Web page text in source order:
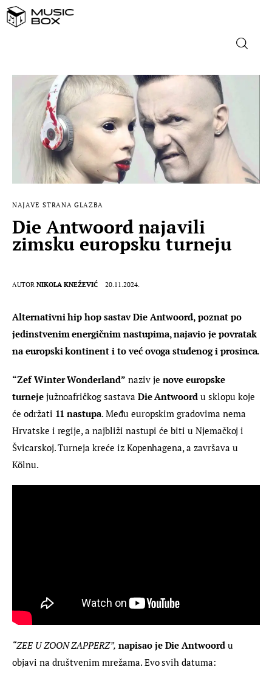
NASLOVNICA
DOMAĆA GLAZBA
STRANA GLAZBA
FILM
MUSIC BOX
NAJAVE STRANA GLAZBA
Die Antwoord najavili
zimsku europsku turneju
AUTOR NIKOLA KNEŽEVIĆ 20.11.2024.
Alternativni hip hop sastav Die Antwoord, poznat po
jedinstvenim energičnim nastupima, najavio je povratak
na europski kontinent i to već ovoga studenog i prosinca.
“Zef Winter Wonderland” naziv je nove europske
turneje južnoafričkog sastava Die Antwoord u sklopu koje
će održati 11 nastupa. Među europskim gradovima nema
Hrvatske i regije, a najbliži nastupi će biti u Njemačkoj i
Švicarskoj. Turneja kreće iz Kopenhagena, a završava u
Kölnu.
“ZEE U ZOON ZAPPERZ”, napisao je Die Antwoord u
objavi na društvenim mrežama. Evo svih datuma: